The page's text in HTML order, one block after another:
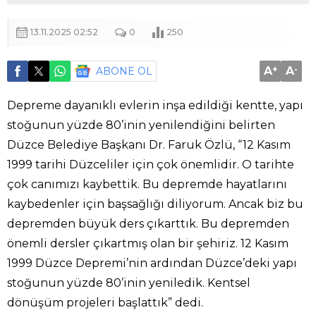
13.11.2025 02:52 0 250
ABONE OL A+ A-
Depreme dayanıklı evlerin inşa edildiği kentte, yapı
stoğunun yüzde 80’inin yenilendiğini belirten
Düzce Belediye Başkanı Dr. Faruk Özlü, “12 Kasım
1999 tarihi Düzceliler için çok önemlidir. O tarihte
çok canımızı kaybettik. Bu depremde hayatlarını
kaybedenler için başsağlığı diliyorum. Ancak biz bu
depremden büyük ders çıkarttık. Bu depremden
önemli dersler çıkartmış olan bir şehiriz. 12 Kasım
1999 Düzce Depremi’nin ardından Düzce’deki yapı
stoğunun yüzde 80’inin yeniledik. Kentsel
dönüşüm projeleri başlattık” dedi.